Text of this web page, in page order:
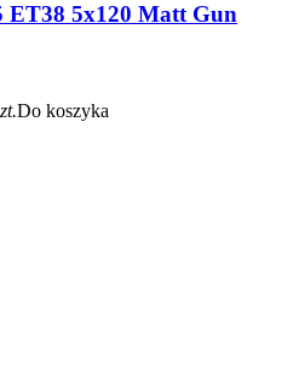
ET38 5x120 Matt Gun
Do koszyka